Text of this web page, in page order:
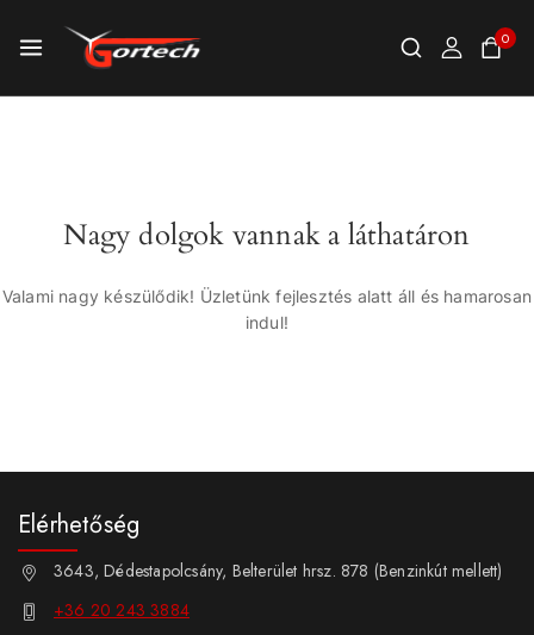
0
Nagy dolgok vannak a láthatáron
Valami nagy készülődik! Üzletünk fejlesztés alatt áll és hamarosan
indul!
Elérhetőség
3643, Dédestapolcsány, Belterület hrsz. 878 (Benzinkút mellett)
+36 20 243 3884